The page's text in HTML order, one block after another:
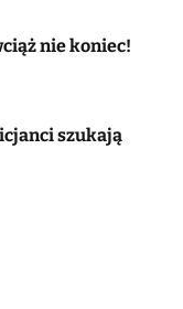
nie koniec!
szukają